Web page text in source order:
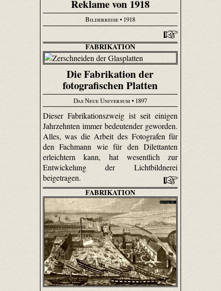
Reklame von 1918
Bilderreise• 1918
FABRIKATION
Die Fabrikation der
fotografischen Platten
Das Neue Universum • 1897
Dieser Fabrikationszweig ist seit einigen
Jahrzehnten immer bedeutender geworden.
Alles, was die Arbeit des Fotografen für
den Fachmann wie für den Dilettanten
erleichtern kann, hat wesentlich zur
Entwickelung der Licht­bild­nerei
beigetragen.
FABRIKATION